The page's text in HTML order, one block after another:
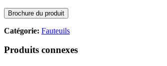
Brochure du produit
Catégorie: Fauteuils
Produits connexes